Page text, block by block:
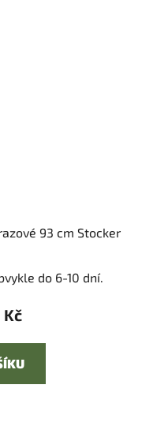
93 cm Stocker
do 6-10 dní.
Kč